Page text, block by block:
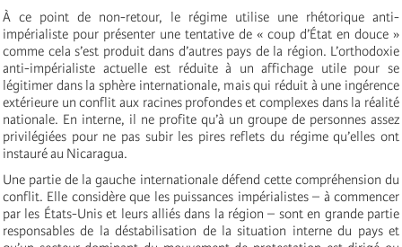
À ce point de non-retour, le régime utilise une rhétorique anti-
impérialiste pour présenter une tentative de « coup d’État en douce »
comme cela s’est produit dans d’autres pays de la région. L’orthodoxie
anti-impérialiste actuelle est réduite à un affichage utile pour se
légitimer dans la sphère internationale, mais qui réduit à une ingérence
extérieure un conflit aux racines profondes et complexes dans la réalité
nationale. En interne, il ne profite qu’à un groupe de personnes assez
privilégiées pour ne pas subir les pires reflets du régime qu’elles ont
instauré au Nicaragua.
Une partie de la gauche internationale défend cette compréhension du
conflit. Elle considère que les puissances impérialistes – à commencer
par les États-Unis et leurs alliés dans la région – sont en grande partie
responsables de la déstabilisation de la situation interne du pays et